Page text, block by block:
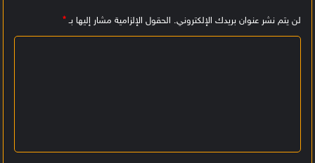
لن يتم نشر عنوان بريدك الإلكتروني. الحقول الإلزامية مشار إليها بـ*
ي